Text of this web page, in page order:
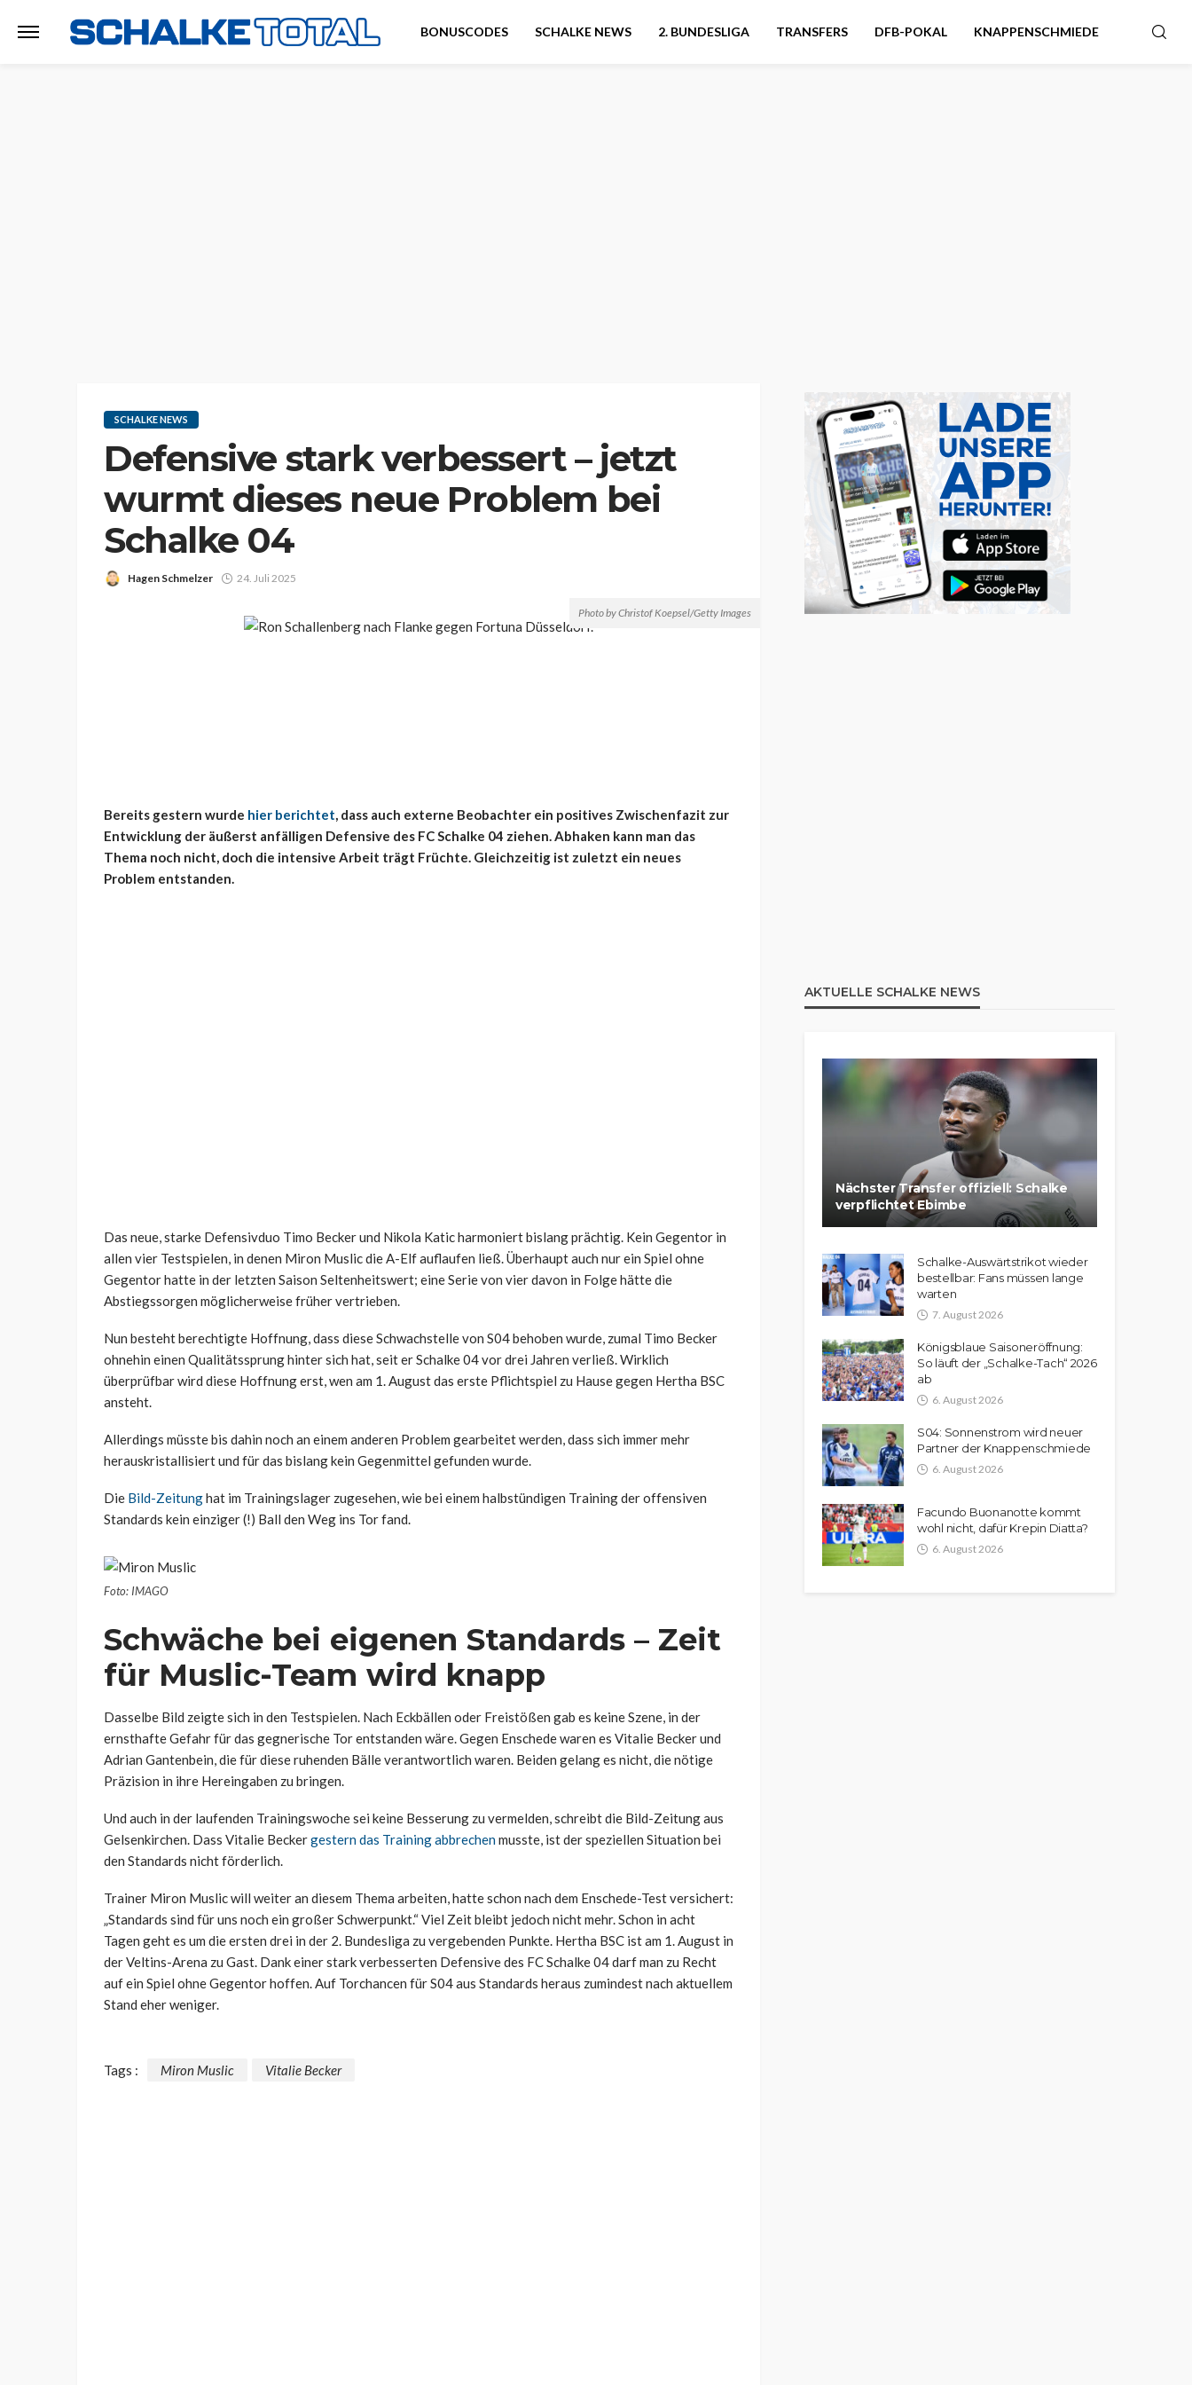
BONUSCODES SCHALKE NEWS 2. BUNDESLIGA TRANSFERS DFB-POKAL KNAPPENSCHMIEDE
SCHALKE NEWS
Defensive stark verbessert – jetzt
wurmt dieses neue Problem bei
Schalke 04
Hagen Schmelzer 24. Juli 2025
Photo by Christof Koepsel/Getty Images
Bereits gestern wurde hier berichtet, dass auch externe Beobachter ein positives Zwischenfazit zur
Entwicklung der äußerst anfälligen Defensive des FC Schalke 04 ziehen. Abhaken kann man das
Thema noch nicht, doch die intensive Arbeit trägt Früchte. Gleichzeitig ist zuletzt ein neues
Problem entstanden.
Das neue, starke Defensivduo Timo Becker und Nikola Katic harmoniert bislang prächtig. Kein Gegentor in
allen vier Testspielen, in denen Miron Muslic die A-Elf auflaufen ließ. Überhaupt auch nur ein Spiel ohne
Gegentor hatte in der letzten Saison Seltenheitswert; eine Serie von vier davon in Folge hätte die
Abstiegssorgen möglicherweise früher vertrieben.
Nun besteht berechtigte Hoffnung, dass diese Schwachstelle von S04 behoben wurde, zumal Timo Becker
ohnehin einen Qualitätssprung hinter sich hat, seit er Schalke 04 vor drei Jahren verließ. Wirklich
überprüfbar wird diese Hoffnung erst, wen am 1. August das erste Pflichtspiel zu Hause gegen Hertha BSC
ansteht.
Allerdings müsste bis dahin noch an einem anderen Problem gearbeitet werden, dass sich immer mehr
herauskristallisiert und für das bislang kein Gegenmittel gefunden wurde.
Die Bild-Zeitunghat im Trainingslager zugesehen, wie bei einem halbstündigen Training der offensiven
Standards kein einziger (!) Ball den Weg ins Tor fand.
Foto: IMAGO
Schwäche bei eigenen Standards – Zeit
für Muslic-Team wird knapp
Dasselbe Bild zeigte sich in den Testspielen. Nach Eckbällen oder Freistößen gab es keine Szene, in der
ernsthafte Gefahr für das gegnerische Tor entstanden wäre. Gegen Enschede waren es Vitalie Becker und
Adrian Gantenbein, die für diese ruhenden Bälle verantwortlich waren. Beiden gelang es nicht, die nötige
Präzision in ihre Hereingaben zu bringen.
Und auch in der laufenden Trainingswoche sei keine Besserung zu vermelden, schreibt die Bild-Zeitung aus
Gelsenkirchen. Dass Vitalie Beckergestern das Training abbrechenmusste, ist der speziellen Situation bei
den Standards nicht förderlich.
Trainer Miron Muslic will weiter an diesem Thema arbeiten, hatte schon nach dem Enschede-Test versichert:
„Standards sind für uns noch ein großer Schwerpunkt.“ Viel Zeit bleibt jedoch nicht mehr. Schon in acht
Tagen geht es um die ersten drei in der 2. Bundesliga zu vergebenden Punkte. Hertha BSC ist am 1. August in
der Veltins-Arena zu Gast. Dank einer stark verbesserten Defensive des FC Schalke 04 darf man zu Recht
auf ein Spiel ohne Gegentor hoffen. Auf Torchancen für S04 aus Standards heraus zumindest nach aktuellem
Stand eher weniger.
Tags : Miron Muslic Vitalie Becker
AKTUELLE SCHALKE NEWS
Nächster Transfer offiziell: Schalke
verpflichtet Ebimbe
Schalke-Auswärtstrikot wieder
bestellbar: Fans müssen lange
warten
7. August 2026
Königsblaue Saisoneröffnung:
So läuft der „Schalke-Tach“ 2026
ab
6. August 2026
S04: Sonnenstrom wird neuer
Partner der Knappenschmiede
6. August 2026
Facundo Buonanotte kommt
wohl nicht, dafür Krepin Diatta?
6. August 2026